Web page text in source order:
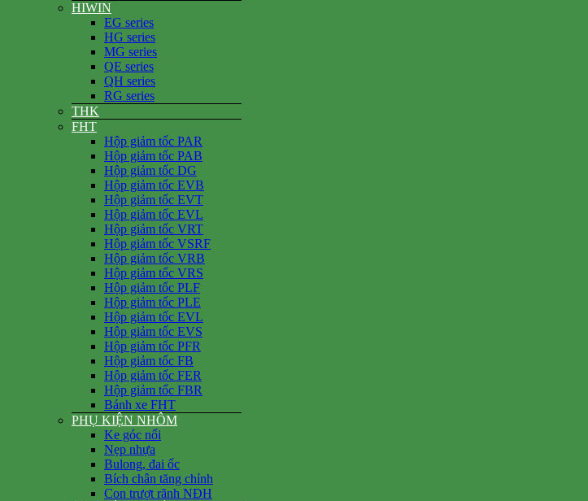
HIWIN
EG series
HG series
MG series
QE series
QH series
RG series
THK
FHT
Hộp giảm tốc PAR
Hộp giảm tốc PAB
Hộp giảm tốc DG
Hộp giảm tốc EVB
Hộp giảm tốc EVT
Hộp giảm tốc EVL
Hộp giảm tốc VRT
Hộp giảm tốc VSRF
Hộp giảm tốc VRB
Hộp giảm tốc VRS
Hộp giảm tốc PLF
Hộp giảm tốc PLE
Hộp giảm tốc EVL
Hộp giảm tốc EVS
Hộp giảm tốc PFR
Hộp giảm tốc FB
Hộp giảm tốc FER
Hộp giảm tốc FBR
Bánh xe FHT
PHỤ KIỆN NHÔM
Ke góc nổi
Nẹp nhựa
Bulong, đai ốc
Bích chân tăng chỉnh
Con trượt rãnh NĐH